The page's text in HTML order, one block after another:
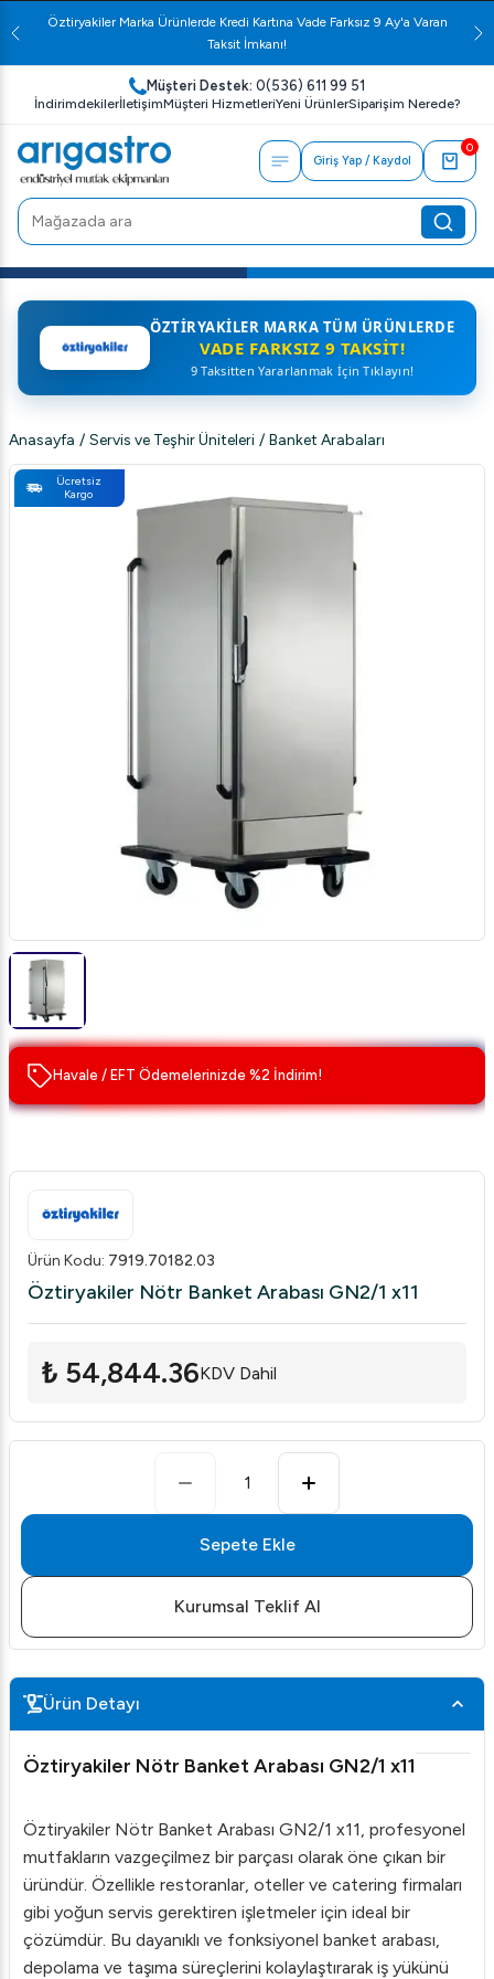
Öztiryakiler Marka Ürünlerde Kredi Kartına Vade Farksız 9 Ay'a Varan
Taksit İmkanı!
Müşteri Destek: 0(536) 611 99 51
İndirimdekilerİletişimMüşteri HizmetleriYeni ÜrünlerSiparişim Nerede?
Giriş Yap / Kaydol
0
ÖZTIRYAKILER MARKA TÜM ÜRÜNLERDE
VADE FARKSIZ 9 TAKSIT!
9 Taksitten Yararlanmak İçin Tıklayın!
Anasayfa / Servis ve Teşhir Üniteleri / Banket Arabaları
Ücretsiz
Kargo
Havale / EFT Ödemelerinizde %2 İndirim!
Ürün Kodu: 7919.70182.03
Öztiryakiler Nötr Banket Arabası GN2/1 x11
₺ 54,844.36KDV Dahil
1
Sepete Ekle
Kurumsal Teklif Al
Ürün Detayı
Öztiryakiler Nötr Banket Arabası GN2/1 x11
Öztiryakiler Nötr Banket Arabası GN2/1 x11, profesyonel
mutfakların vazgeçilmez bir parçası olarak öne çıkan bir
üründür. Özellikle restoranlar, oteller ve catering firmaları
gibi yoğun servis gerektiren işletmeler için ideal bir
çözümdür. Bu dayanıklı ve fonksiyonel banket arabası,
depolama ve taşıma süreçlerini kolaylaştırarak iş yükünü